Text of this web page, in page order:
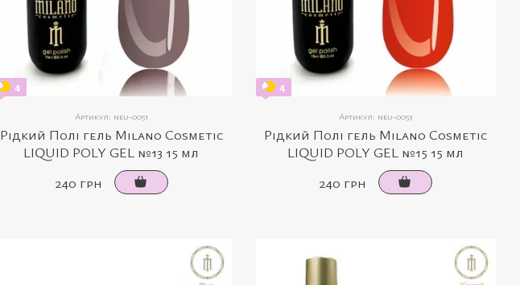
4
Артикул: neu-0051
Рідкий Полі гель Milano Cosmetic
LIQUID POLY GEL №13 15 мл
240 грн
4
Артикул: neu-0053
Рідкий Полі гель Milano Cosmetic
LIQUID POLY GEL №15 15 мл
240 грн